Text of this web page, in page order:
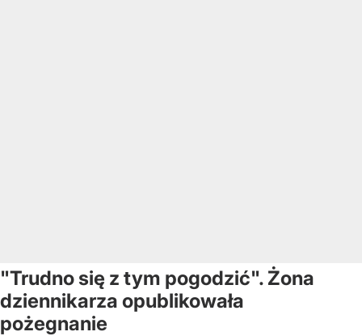
"Trudno się z tym pogodzić". Żona
dziennikarza opublikowała
pożegnanie